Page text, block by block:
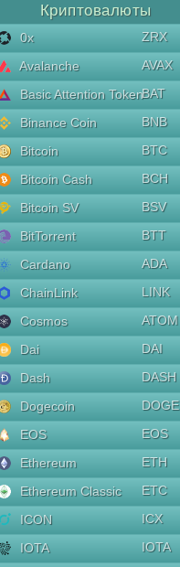
Криптовалюты
0x
ZRX
Avalanche
AVAX
Basic Attention TokenBAT
Binance Coin
BNB
Bitcoin
BTC
Bitcoin Cash
BCH
Bitcoin SV
BSV
BitTorrent
BTT
Cardano
ADA
ChainLink
LINK
Cosmos
ATOM
Dai
DAI
Dash
DASH
Dogecoin
DOGE
EOS
EOS
Ethereum
ETH
Ethereum Classic
ETC
ICON
ICX
IOTA
IOTA